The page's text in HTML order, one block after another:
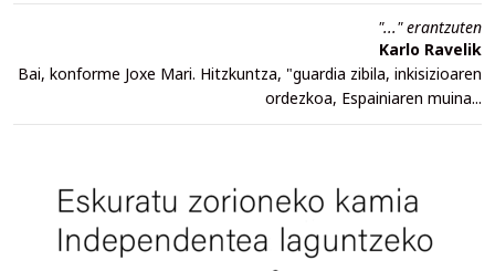
"..." erantzuten
Karlo Ravelik
Bai, konforme Joxe Mari. Hitzkuntza, "guardia zibila, inkisizioaren
ordezkoa, Espainiaren muina...